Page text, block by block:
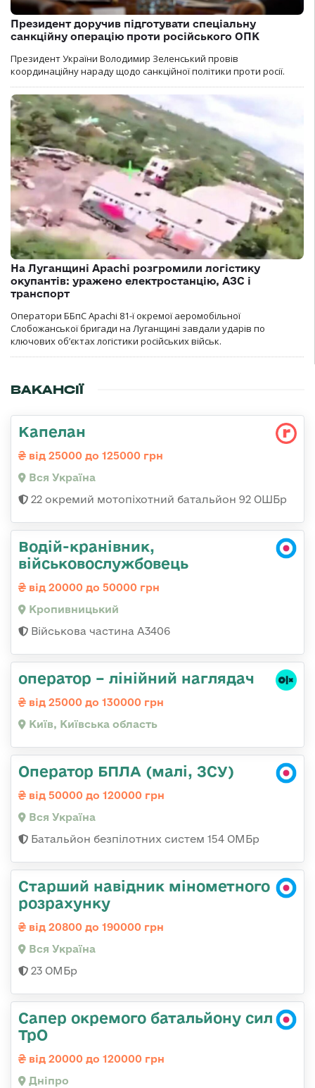
Президент доручив підготувати спеціальну
санкційну операцію проти російського ОПК
Президент України Володимир Зеленський провів
координаційну нараду щодо санкційної політики проти росії.
На Луганщині Apachi розгромили логістику
окупантів: уражено електростанцію, АЗС і
транспорт
Оператори ББпС Apachi 81-ї окремої аеромобільної
Слобожанської бригади на Луганщині завдали ударів по
ключових об’єктах логістики російських військ.
ВАКАНСІЇ
Капелан
від 25000 до 125000 грн
Вся Україна
22 окремий мотопіхотний батальйон 92 ОШБр
Водій-кранівник,
військовослужбовець
від 20000 до 50000 грн
Кропивницький
Військова частина А3406
оператор – лінійний наглядач
від 25000 до 130000 грн
Київ, Київська область
Оператор БПЛА (малі, ЗСУ)
від 50000 до 120000 грн
Вся Україна
Батальйон безпілотних систем 154 ОМБр
Старший навідник мінометного
розрахунку
від 20800 до 190000 грн
Вся Україна
23 ОМБр
Сапер окремого батальйону сил
ТрО
від 20000 до 120000 грн
Дніпро